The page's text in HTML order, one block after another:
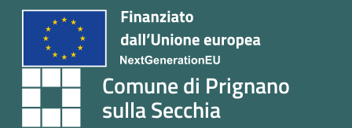
Comune di Prignano
sulla Secchia